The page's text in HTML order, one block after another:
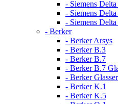
- Siemens
- Siemens
- Siemens
- Berker
- Berker Arsys
- Berker B.3
- Berker B.7
- Berker B.7
- Berker
- Berker K.1
- Berker K.5